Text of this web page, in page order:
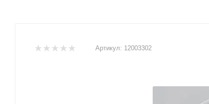
Артикул: 12003302